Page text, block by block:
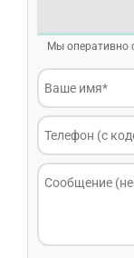
Мы оперативно